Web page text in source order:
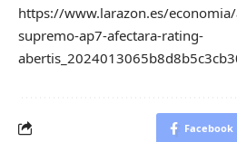
https://www.larazon.es/
supremo-ap7-afectara-rating-
Facebook